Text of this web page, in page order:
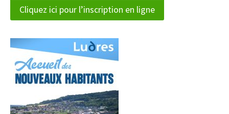
Cliquez ici pour l’inscription en ligne